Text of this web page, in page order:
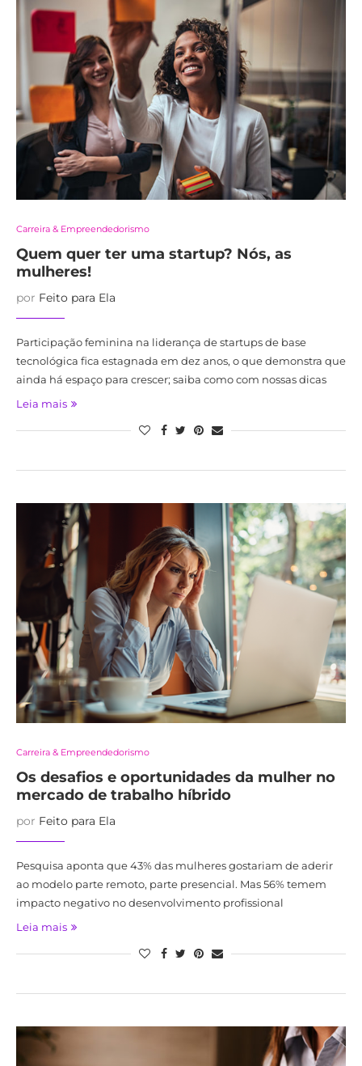
Carreira & Empreendedorismo
Quem quer ter uma startup? Nós, as
mulheres!
por Feito para Ela
Participação feminina na liderança de startups de base
tecnológica fica estagnada em dez anos, o que demonstra que
ainda há espaço para crescer; saiba como com nossas dicas
Leia mais
Carreira & Empreendedorismo
Os desafios e oportunidades da mulher no
mercado de trabalho híbrido
por Feito para Ela
Pesquisa aponta que 43% das mulheres gostariam de aderir
ao modelo parte remoto, parte presencial. Mas 56% temem
impacto negativo no desenvolvimento profissional
Leia mais